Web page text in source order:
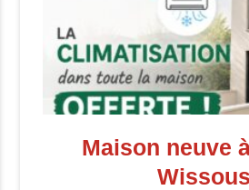
Maison neuve
Wissous